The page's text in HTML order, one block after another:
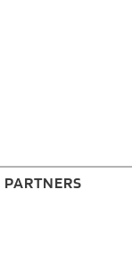
PARTNERS